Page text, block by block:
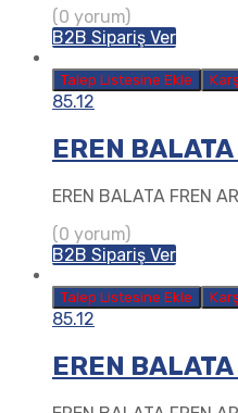
(0 yorum)
B2B Sipariş Ver
Talep Listesine Ekle
85.12
EREN
EREN BALATA FREN
(0 yorum)
B2B Sipariş Ver
Talep Listesine Ekle
85.12
EREN